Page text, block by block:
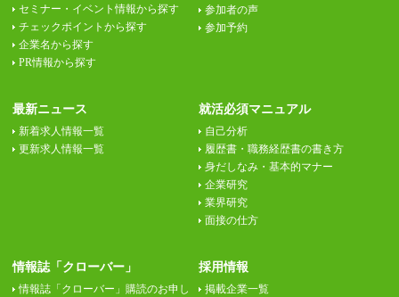
セミナー・イベント情報から探す
チェックポイントから探す
企業名から探す
PR情報から探す
参加者の声
参加予約
最新ニュース
新着求人情報一覧
更新求人情報一覧
就活必須マニュアル
自己分析
履歴書・職務経歴書の書き方
身だしなみ・基本的マナー
企業研究
業界研究
面接の仕方
情報誌「クローバー」
情報誌「クローバー」購読のお申し
採用情報
掲載企業一覧